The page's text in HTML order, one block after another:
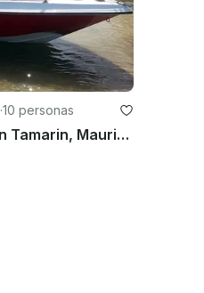
·10 personas
Alquila un Bowrider en Tamarin, Mauricio